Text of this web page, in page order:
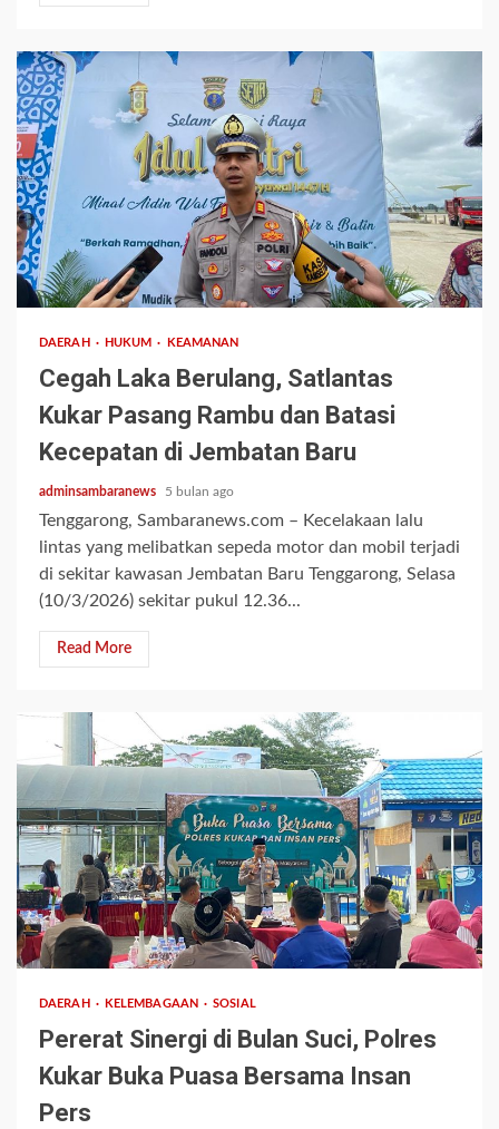
2 min read
DAERAH HUKUM KEAMANAN
Cegah Laka Berulang, Satlantas
Kukar Pasang Rambu dan Batasi
Kecepatan di Jembatan Baru
adminsambaranews 5 bulan ago
Tenggarong, Sambaranews.com – Kecelakaan lalu
lintas yang melibatkan sepeda motor dan mobil terjadi
di sekitar kawasan Jembatan Baru Tenggarong, Selasa
(10/3/2026) sekitar pukul 12.36...
Read More
2 min read
DAERAH KELEMBAGAAN SOSIAL
Pererat Sinergi di Bulan Suci, Polres
Kukar Buka Puasa Bersama Insan
Pers